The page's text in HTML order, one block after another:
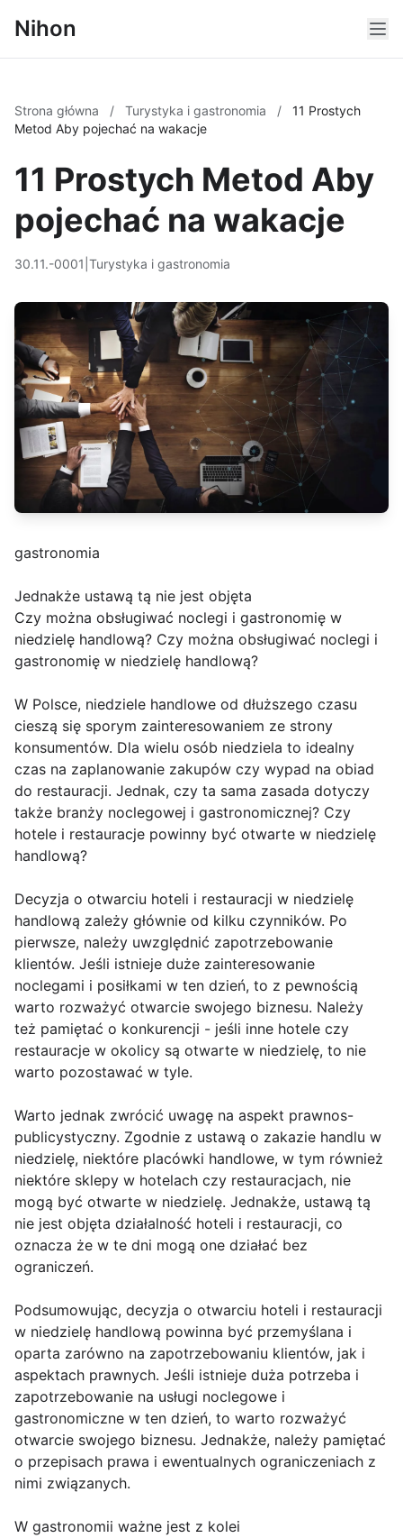
Nihon
Strona główna / Turystyka i gastronomia /
11 Prostych
Metod Aby pojechać na wakacje
11 Prostych Metod Aby
pojechać na wakacje
30.11.-0001 Turystyka i gastronomia
gastronomia
Jednakże ustawą tą nie jest objęta
Czy można obsługiwać noclegi i gastronomię w
niedzielę handlową? Czy można obsługiwać noclegi i
gastronomię w niedzielę handlową?
W Polsce, niedziele handlowe od dłuższego czasu
cieszą się sporym zainteresowaniem ze strony
konsumentów. Dla wielu osób niedziela to idealny
czas na zaplanowanie zakupów czy wypad na obiad
do restauracji. Jednak, czy ta sama zasada dotyczy
także branży noclegowej i gastronomicznej? Czy
hotele i restauracje powinny być otwarte w niedzielę
handlową?
Decyzja o otwarciu hoteli i restauracji w niedzielę
handlową zależy głównie od kilku czynników. Po
pierwsze, należy uwzględnić zapotrzebowanie
klientów. Jeśli istnieje duże zainteresowanie
noclegami i posiłkami w ten dzień, to z pewnością
warto rozważyć otwarcie swojego biznesu. Należy
też pamiętać o konkurencji - jeśli inne hotele czy
restauracje w okolicy są otwarte w niedzielę, to nie
warto pozostawać w tyle.
Warto jednak zwrócić uwagę na aspekt prawnos-
publicystyczny. Zgodnie z ustawą o zakazie handlu w
niedzielę, niektóre placówki handlowe, w tym również
niektóre sklepy w hotelach czy restauracjach, nie
mogą być otwarte w niedzielę. Jednakże, ustawą tą
nie jest objęta działalność hoteli i restauracji, co
oznacza że w te dni mogą one działać bez
ograniczeń.
Podsumowując, decyzja o otwarciu hoteli i restauracji
w niedzielę handlową powinna być przemyślana i
oparta zarówno na zapotrzebowaniu klientów, jak i
aspektach prawnych. Jeśli istnieje duża potrzeba i
zapotrzebowanie na usługi noclegowe i
gastronomiczne w ten dzień, to warto rozważyć
otwarcie swojego biznesu. Jednakże, należy pamiętać
o przepisach prawa i ewentualnych ograniczeniach z
nimi związanych.
W gastronomii ważne jest z kolei